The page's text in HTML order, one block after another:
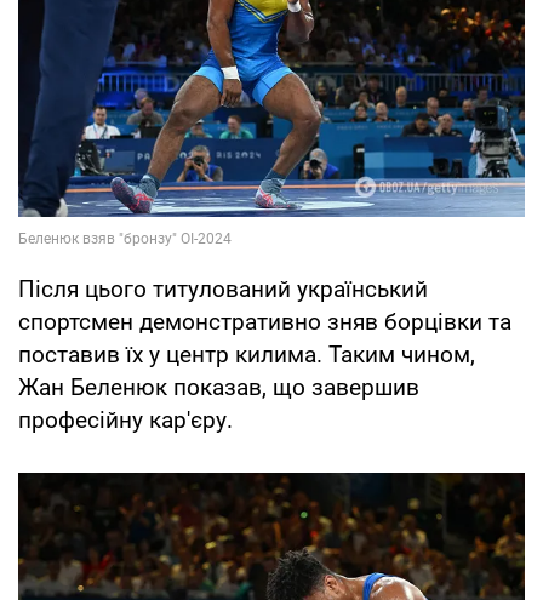
Після цього титулований український
спортсмен демонстративно зняв борцівки та
поставив їх у центр килима. Таким чином,
Жан Беленюк показав, що завершив
професійну кар'єру.